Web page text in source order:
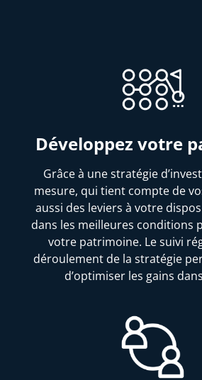
Développez votre
Grâce à une stratégie
mesure, qui tient compte de
aussi des leviers à votre
dans les meilleures conditions
votre patrimoine. Le suivi
déroulement de la stratégie
d’optimiser les gains